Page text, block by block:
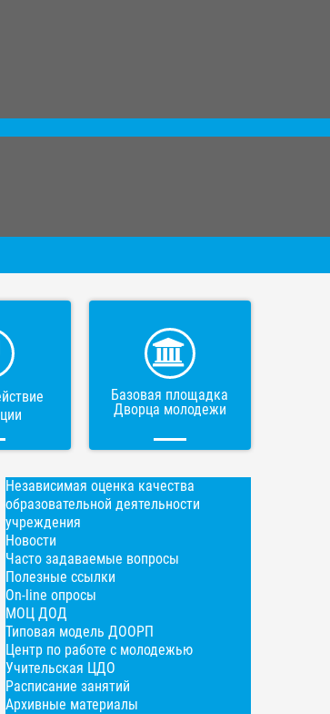
Базовая площадка
Дворца молодежи
Независимая оценка качества
образовательной деятельности
учреждения
Новости
Часто задаваемые вопросы
Полезные ссылки
On-line опросы
МОЦ ДОД
Типовая модель ДООРП
Центр по работе с молодежью
Учительская ЦДО
Расписание занятий
Архивные материалы